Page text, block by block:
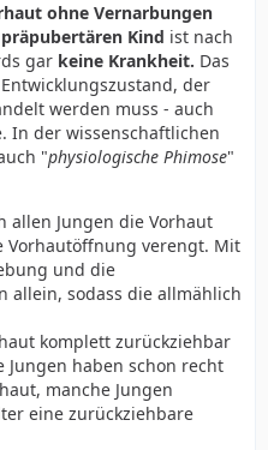
ohne Vernarbungen
Kind ist nach
gar keine Krankheit. Das
der
werden muss - auch
In der wissenschaftlichen
"physiologische Phimose"
allen Jungen die Vorhaut
Vorhautöffnung verengt. Mit
und die
allein, sodass die allmählich
komplett zurückziehbar
haben schon recht
manche Jungen
eine zurückziehbare